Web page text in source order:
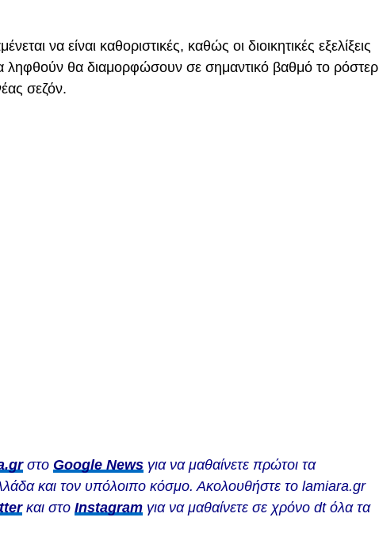
να είναι καθοριστικές, καθώς οι διοικητικές εξελίξεις
ληφθούν θα διαμορφώσουν σε σημαντικό βαθμό το ρόστερ
σεζόν.
στο Google News για να μαθαίνετε πρώτοι τα
και τον υπόλοιπο κόσμο. Ακολουθήστε το lamiara.gr
και στο Instagram για να μαθαίνετε σε χρόνο dt όλα τα